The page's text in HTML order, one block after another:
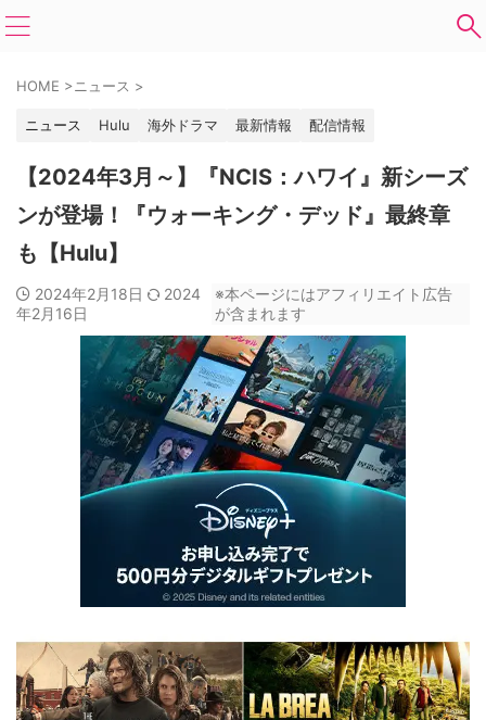
HOME >ニュース >
ニュース Hulu 海外ドラマ 最新情報 配信情報
【2024年3月～】『NCIS：ハワイ』新シーズ
ンが登場！『ウォーキング・デッド』最終章
も【Hulu】
2024年2月18日
2024
年2月16日
※本ページにはアフィリエイト広告
が含まれます